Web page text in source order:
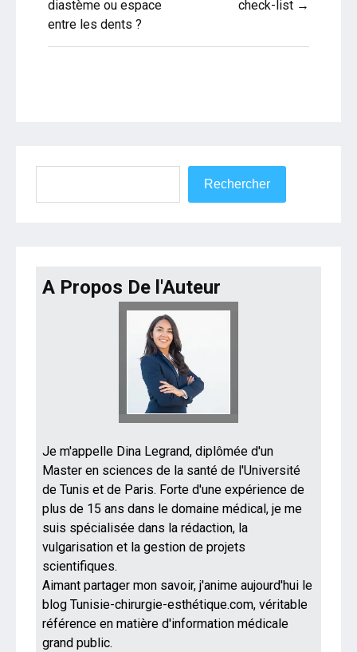
de
l’article
diastème ou espace
entre les dents ?
check-list →
Rechercher
A Propos De l'Auteur
Je m'appelle Dina Legrand, diplômée d'un
Master en sciences de la santé de l'Université
de Tunis et de Paris. Forte d'une expérience de
plus de 15 ans dans le domaine médical, je me
suis spécialisée dans la rédaction, la
vulgarisation et la gestion de projets
scientifiques.
Aimant partager mon savoir, j'anime aujourd'hui le
blog Tunisie-chirurgie-esthétique.com, véritable
référence en matière d'information médicale
grand public.